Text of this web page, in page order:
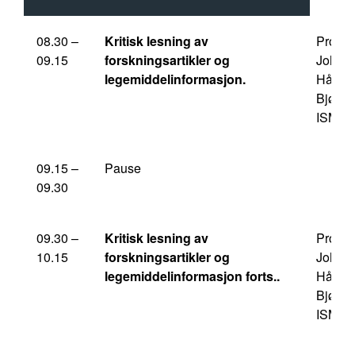
08.30 –
09.15
Kritisk lesning av
forskningsartikler og
legemiddelinformasjon.
Johan
Håkon
ISM/
09.15 –
09.30
Pause
09.30 –
10.15
Kritisk lesning av
forskningsartikler og
legemiddelinformasjon forts..
Johan
Håkon
ISM/